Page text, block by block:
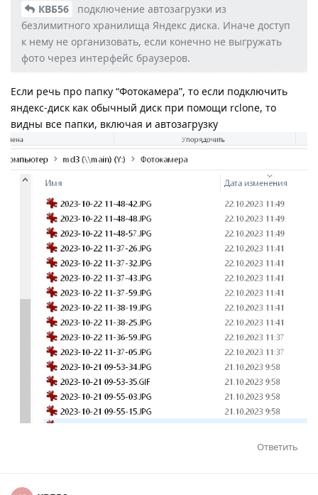
КВБ56
подключение автозагрузки из
безлимитного хранилища Яндекс диска. Иначе доступ
к нему не организовать, если конечно не выгружать
фото через интерфейс браузеров.
Если речь про папку “Фотокамера”, то если подключить
яндекс-диск как обычный диск при помощи rclone, то
видны все папки, включая и автозагрузку
Ответить